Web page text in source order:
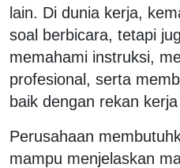
lain. Di dunia kerja,
soal berbicara, tetapi
memahami instruksi,
profesional, serta
baik dengan rekan
Perusahaan
mampu menjelaskan